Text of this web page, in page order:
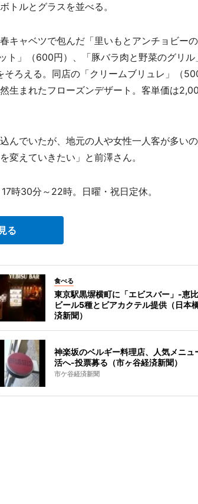
トルとグラスを並べる。
キャベツで包んだ「里いもとアンチョビー
」（600円）、「豚バラ肉と野菜のグリル
そろえる。同店の「クリームブリュレ」（
生まれたフローズンデザート。客単価は
んでいたが、地元の人や女性一人客が多い
変えていきたい」と前澤さん。
時30分～22時。日曜・祝日定休。
る
食べる
東京駅黒塀横町に「エビスバー」-恵
ビール5種とビアカクテル提供（日本
済新聞）
神楽坂のベルギー料理店、人気メニュ
活へ-投票募る（市ヶ谷経済新聞）
市ケ谷経済新聞